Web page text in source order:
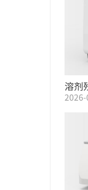
溶剂
气相